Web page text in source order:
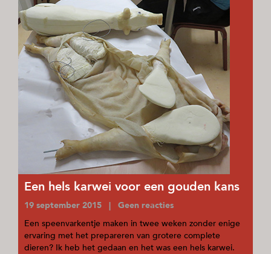
Een hels karwei voor een gouden kans
19 september 2015 | Geen reacties
Een speenvarkentje maken in twee weken zonder enige
ervaring met het prepareren van grotere complete
dieren? Ik heb het gedaan en het was een hels karwei.